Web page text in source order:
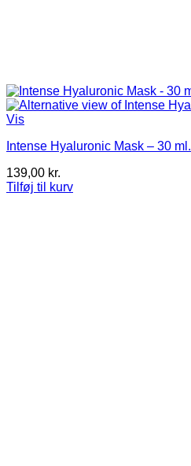
Vis
Intense Hyaluronic Mask – 30 ml.
139,00 kr.
Tilføj til kurv